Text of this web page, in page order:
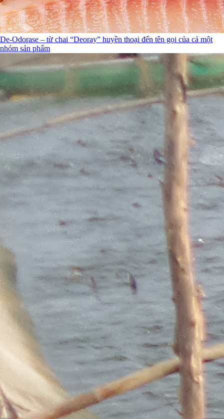
De-Odorase – từ chai “Deoray” huyền thoại đến tên gọi của cả một
nhóm sản phẩm